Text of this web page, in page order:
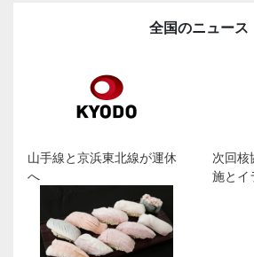
全国のニュース
山手線と京浜東北線が運休
へ
次回核
施とイ